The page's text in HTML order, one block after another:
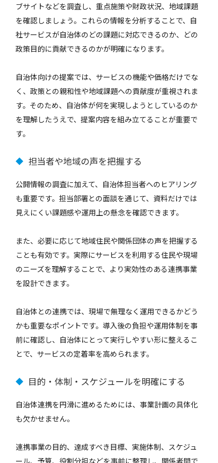
ブサイトなどを調査し、重点施策や財政状況、地域課題
を確認しましょう。これらの情報を分析することで、自
社サービスが自治体のどの課題に対応できるのか、どの
政策目的に貢献できるのかが明確になります。
自治体向けの提案では、サービスの機能や価格だけでな
く、政策との親和性や地域課題への貢献度が重視されま
す。そのため、自治体が何を実現しようとしているのか
を理解したうえで、提案内容を組み立てることが重要で
す。
◆ 担当者や地域の声を把握する
公開情報の調査に加えて、自治体担当者へのヒアリング
も重要です。担当部署との面談を通じて、資料だけでは
見えにくい課題感や運用上の懸念を確認できます。
また、必要に応じて地域住民や関係団体の声を把握する
ことも有効です。実際にサービスを利用する住民や現場
のニーズを理解することで、より実効性のある連携事業
を設計できます。
自治体との連携では、現場で無理なく運用できるかどう
かも重要なポイントです。導入後の負担や運用体制を事
前に確認し、自治体にとって実行しやすい形に整えるこ
とで、サービスの定着率を高められます。
◆ 目的・体制・スケジュールを明確にする
自治体連携を円滑に進めるためには、事業計画の具体化
も欠かせません。
連携事業の目的、達成すべき目標、実施体制、スケジュ
ール、予算、役割分担などを事前に整理し、関係者間で